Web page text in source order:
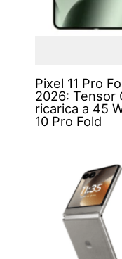
Pixel 11 Pro
2026: Tensor
ricarica a 45
10 Pro Fold